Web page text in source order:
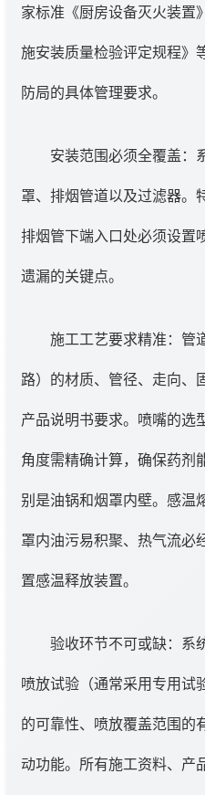
家标准《厨房设备灭火装置
施安装质量检验评定规程》
防局的具体管理要求。
安装范围必须全覆盖：
罩、排烟管道以及过滤器。
排烟管下端入口处必须设置
遗漏的关键点。
施工工艺要求精准：管
路）的材质、管径、走向、
产品说明书要求。喷嘴的选
角度需精确计算，确保药剂
别是油锅和烟罩内壁。感温
罩内油污易积聚、热气流必
置感温释放装置。
验收环节不可或缺：系
喷放试验（通常采用专用试
的可靠性、喷放覆盖范围的
动功能。所有施工资料、产